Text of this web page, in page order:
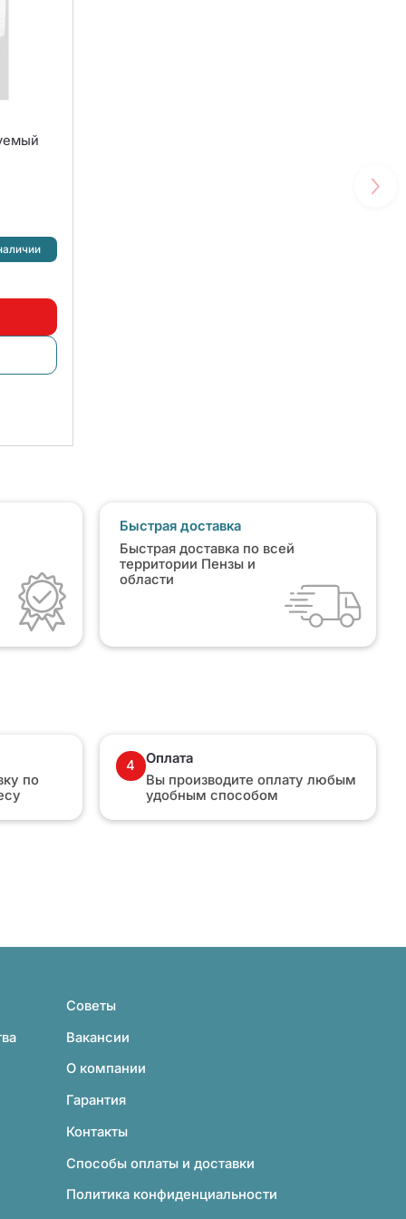
Быстрая доставка
Быстрая доставка по всей
территории Пензы и
области
по
4
Оплата
Вы производите оплату любым
удобным способом
Советы
Вакансии
О компании
Гарантия
Контакты
Способы оплаты и доставки
Политика конфиденциальности